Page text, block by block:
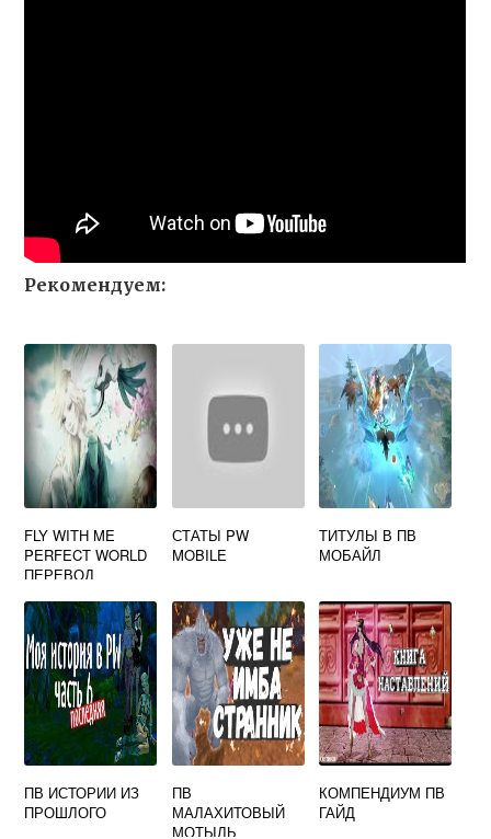
Рекомендуем:
FLY WITH ME
PERFECT WORLD
ПЕРЕВОД
СТАТЫ PW
MOBILE
ТИТУЛЫ В ПВ
МОБАЙЛ
ПВ ИСТОРИИ ИЗ
ПРОШЛОГО
ПВ
МАЛАХИТОВЫЙ
МОТЫЛЬ
КОМПЕНДИУМ ПВ
ГАЙД